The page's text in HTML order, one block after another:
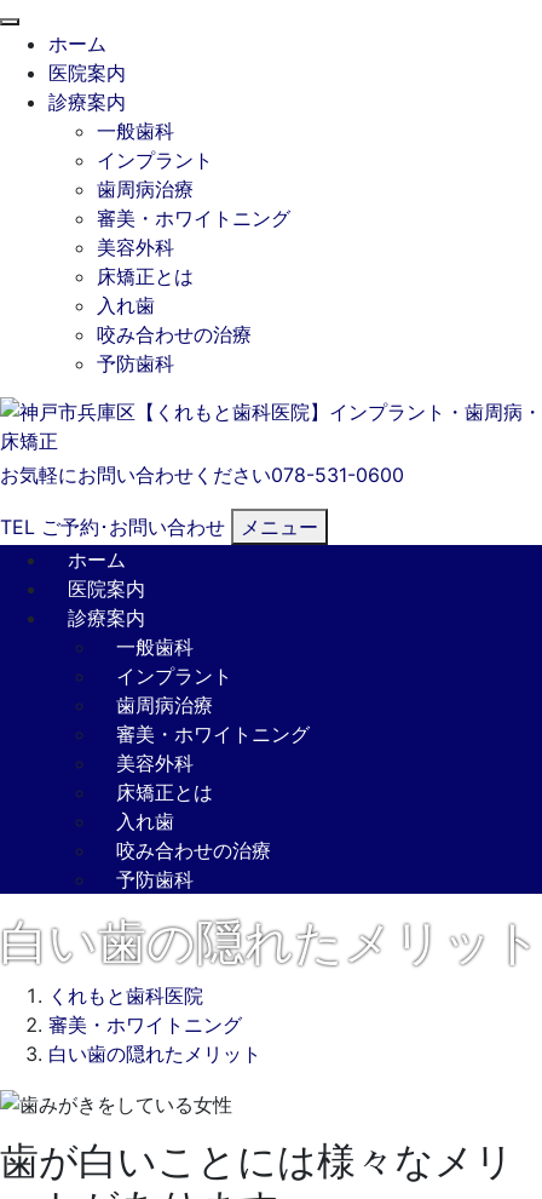
ホーム
医院案内
診療案内
一般歯科
インプラント
歯周病治療
審美・ホワイトニング
美容外科
床矯正とは
入れ歯
咬み合わせの治療
予防歯科
お気軽にお問い合わせください078-531-0600
TEL ご予約･ お問い合わせ
メニュー
ホーム
医院案内
診療案内
一般歯科
インプラント
歯周病治療
審美・ホワイトニング
美容外科
床矯正とは
入れ歯
咬み合わせの治療
予防歯科
白い歯の隠れたメリット
くれもと歯科医院
審美・ホワイトニング
白い歯の隠れたメリット
2021
4
歯が白いことには様々なメリ